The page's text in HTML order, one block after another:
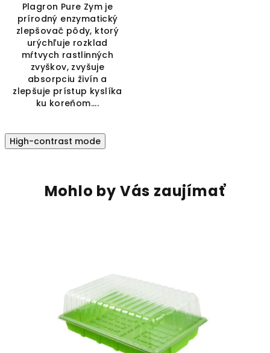
Plagron Pure Zym je
prírodný enzymatický
zlepšovač pôdy, ktorý
urýchľuje rozklad
mŕtvych rastlinných
zvyškov, zvyšuje
absorpciu živín a
zlepšuje prístup kyslíka
ku koreňom....
High-contrast mode
Mohlo by Vás zaujímať